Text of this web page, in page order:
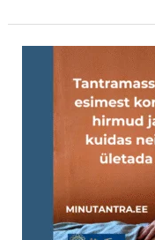
ESIMEST
ÜLETADA